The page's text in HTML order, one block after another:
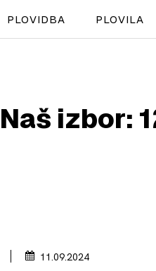
PLOVIDBA PLOVILA
Naš izbor:
11.09.2024